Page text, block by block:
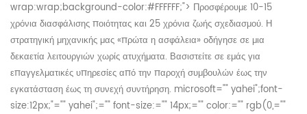
wrap:wrap;background-color:#FFFFFF;"> Προσφέρουμε 10-15
χρόνια διασφάλισης ποιότητας και 25 χρόνια ζωής σχεδιασμού. Η
στρατηγική μηχανικής μας «πρώτα η ασφάλεια» οδήγησε σε μια
δεκαετία λειτουργιών χωρίς ατυχήματα. Βασιστείτε σε εμάς για
επαγγελματικές υπηρεσίες από την παροχή συμβουλών έως την
εγκατάσταση έως τη συνεχή συντήρηση. microsoft="" yahei";font-
size:12px;"="" yahei";="" font-size:="" 14px;="" color:="" rgb(0,=""